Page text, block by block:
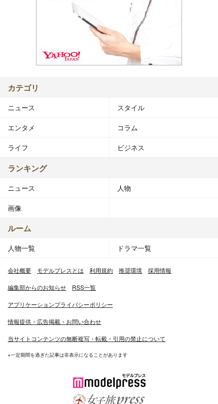
カテゴリ
ニュース スタイル
エンタメ コラム
ライフ ビジネス
ランキング
ニュース 人物
画像
ルーム
人物一覧 ドラマ一覧
会社概要 モデルプレスとは 利用規約 推奨環境 採用情報
編集部からのお知らせ RSS一覧
アプリケーションプライバシーポリシー
情報提供・広告掲載・お問い合わせ
当サイトコンテンツの無断複写・転載・引用の禁止について
※一定期間を過ぎた記事は非表示になることがあります